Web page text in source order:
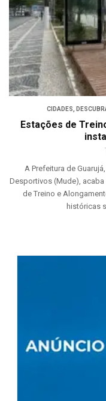
CIDADES,
Estações de
A Prefeitura de
Desportivos (Mude),
de Treino e
históricas